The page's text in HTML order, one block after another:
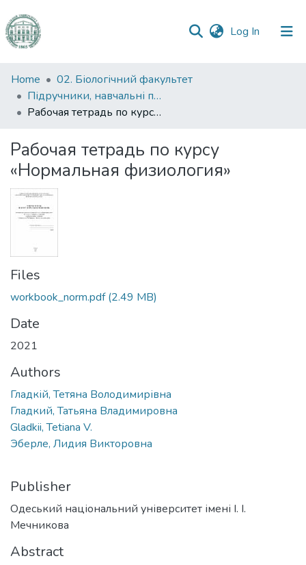
Log In (current)
Communities
&
Collections
Statistics
Home
02. Біологічний факультет
Підручники, навчальні посібники та інші науково- та навчально-методичні праці БФ
Рабочая тетрадь по курсу «Нормальная физиология»
Рабочая тетрадь по курсу
«Нормальная физиология»
Files
workbook_norm.pdf(2.49 MB)
Date
2021
Authors
Гладкій, Тетяна Володимирівна
Гладкий, Татьяна Владимировна
Gladkii, Tetiana V.
Эберле, Лидия Викторовна
Publisher
Одеський національний університет імені І. І.
Мечникова
Abstract